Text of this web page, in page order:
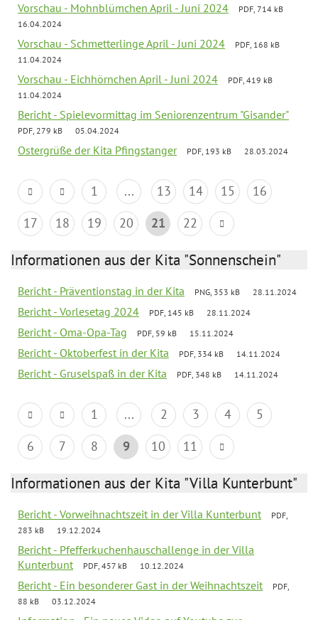
Vorschau - Mohnblümchen April - Juni 2024
PDF, 714 kB
16.04.2024
Vorschau - Schmetterlinge April - Juni 2024
PDF, 168 kB
11.04.2024
Vorschau - Eichhörnchen April - Juni 2024
PDF, 419 kB
11.04.2024
Bericht - Spielevormittag im Seniorenzentrum "Gisander"
PDF, 279 kB 05.04.2024
Ostergrüße der Kita Pfingstanger PDF, 193 kB 28.03.2024
1 ... 13 14 15
16
17
18 19 20 21 22
Informationen aus der Kita "Sonnenschein"
Bericht - Präventionstag in der Kita PNG, 353 kB 28.11.2024
Bericht - Vorlesetag 2024 PDF, 145 kB 28.11.2024
Bericht - Oma-Opa-Tag PDF, 59 kB 15.11.2024
Bericht - Oktoberfest in der Kita PDF, 334 kB 14.11.2024
Bericht - Gruselspaß in der Kita PDF, 348 kB 14.11.2024
1 ... 2 3 4
5
6
7 8 9 10 11
Informationen aus der Kita "Villa Kunterbunt"
Bericht - Vorweihnachtszeit in der Villa Kunterbunt
PDF,
283 kB
19.12.2024
Bericht - Pfefferkuchenhauschallenge in der Villa
Kunterbunt
PDF, 457 kB 10.12.2024
Bericht - Ein besonderer Gast in der Weihnachtszeit
PDF,
88 kB
03.12.2024